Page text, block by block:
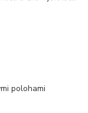
polohami